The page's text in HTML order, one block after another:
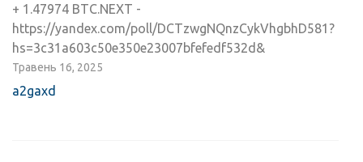
+ 1.47974 BTC.NEXT -
https://yandex.com/poll/DCTzwgNQnzCykVhgbhD581?
hs=3c31a603c50e350e23007bfefedf532d&
Травень 16, 2025
a2gaxd